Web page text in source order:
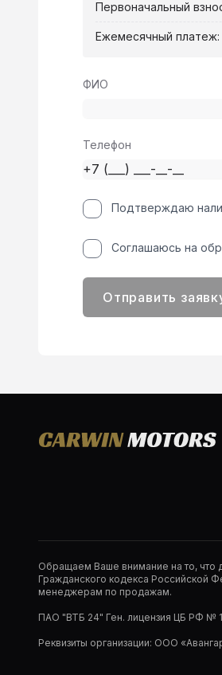
Первоначальный
Ежемесячный платеж:
ФИО
Телефон
Подтверждаю
Соглашаюсь на
Отправить
Обращаем Ваше внимание на то, что
Гражданского кодекса Российской
менеджерам по продажам.
ПАО "ВТБ 24" Ген. лицензия ЦБ РФ №
Реквизиты организации: ООО